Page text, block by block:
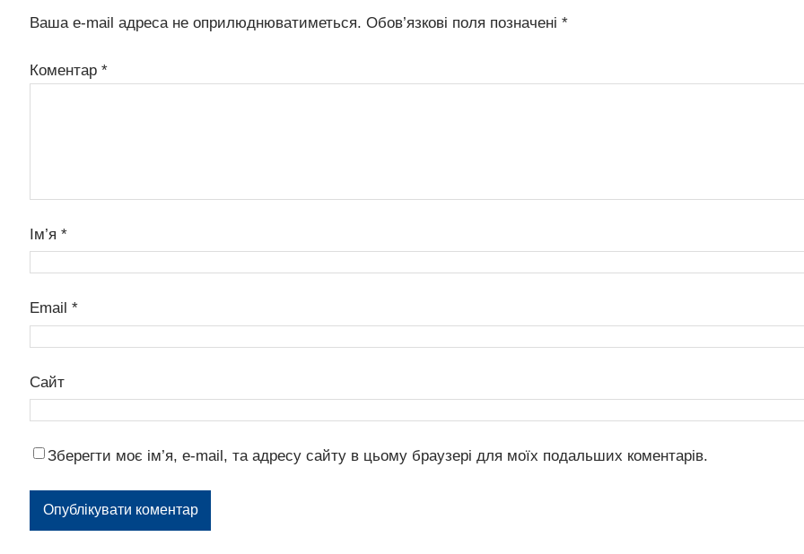
Ваша e-mail адреса не оприлюднюватиметься. Обов’язкові поля позначені *
Коментар *
Ім’я *
Email *
Сайт
Зберегти моє ім’я, e-mail, та адресу сайту в цьому браузері для моїх подальших коментарів.